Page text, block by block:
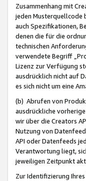
Zusammenhang mit
jeden Musterquellcode
auch Spezifikationen,
denen die für die
technischen
verwendete Begriff
Lizenz zur Verfügung
ausdrücklich nicht auf
es sich nicht um eine
(b) Abrufen von
ausdrückliche
wir über die Creators
Nutzung von
API oder Datenfeeds
Verantwortung liegt,
jeweiligen Zeitpunkt
Zur Identifizierung